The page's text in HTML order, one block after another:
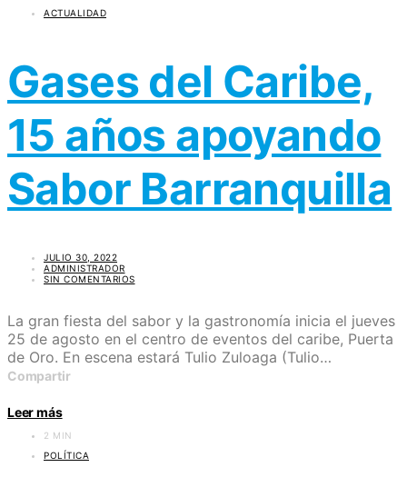
ACTUALIDAD
Gases del Caribe,
15 años apoyando
Sabor Barranquilla
JULIO 30, 2022
ADMINISTRADOR
SIN COMENTARIOS
La gran fiesta del sabor y la gastronomía inicia el jueves
25 de agosto en el centro de eventos del caribe, Puerta
de Oro. En escena estará Tulio Zuloaga (Tulio…
Compartir
Leer más
2 MIN
POLÍTICA